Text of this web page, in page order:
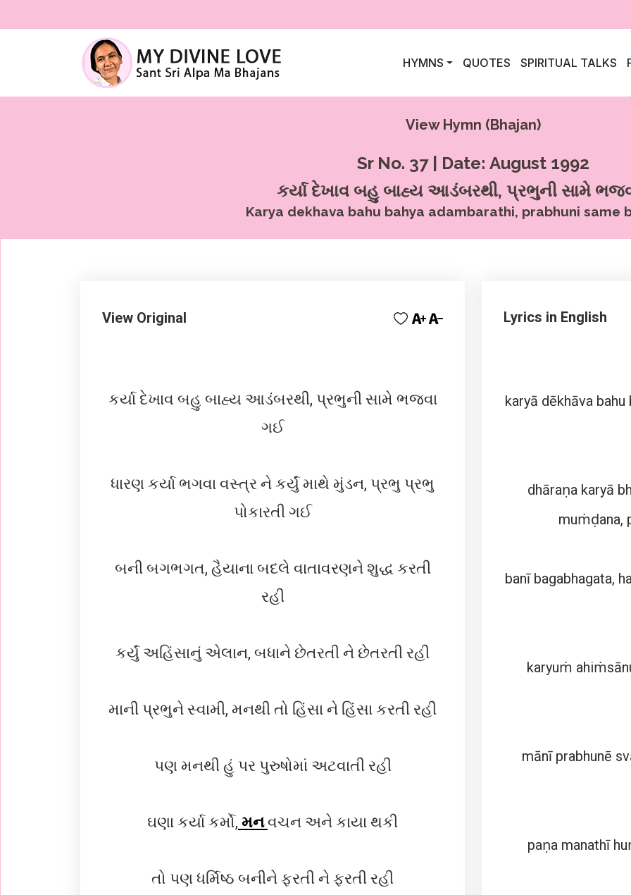
HYMNS QUOTES SPIRITUAL TALKS
View Hymn (Bhajan)
Sr No. 37 | Date: August 1992
કર્યા દેખાવ બહુ બાહ્ય આડંબરથી, પ્રભુની સામે
Karya dekhava bahu bahya adambarathi, prabhuni same
View Original
કર્યા દેખાવ બહુ બાહ્ય આડંબરથી, પ્રભુની સામે ભજવા
ગઈ
ધારણ કર્યા ભગવા વસ્ત્ર ને કર્યું માથે મુંડન, પ્રભુ પ્રભુ
પોકારતી ગઈ
બની બગભગત, હૈયાના બદલે વાતાવરણને શુદ્ધ કરતી
રહી
કર્યું અહિંસાનું એલાન, બધાને છેતરતી ને છેતરતી રહી
માની પ્રભુને સ્વામી, મનથી તો હિંસા ને હિંસા કરતી રહી
પણ મનથી હું પર પુરુષોમાં અટવાતી રહી
ઘણા કર્યા કર્મો, મન વચન અને કાયા થકી
તો પણ ધર્મિષ્ઠ બનીને ફરતી ને ફરતી રહી
Lyrics in English
karyā dēkhāva
dhāraṇa karyā
muṁḍana,
banī bagabhagata,
karyuṁ
mānī prabhunē
paṇa manathī